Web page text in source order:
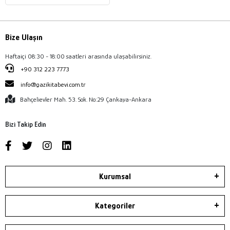
Bize Ulaşın
Haftaiçi 08:30 - 18:00 saatleri arasında ulaşabilirsiniz.
+90 312 223 7773
info@gazikitabevi.com.tr
Bahçelievler Mah. 53. Sok. No:29 Çankaya-Ankara
Bizi Takip Edin
Kurumsal
Kategoriler